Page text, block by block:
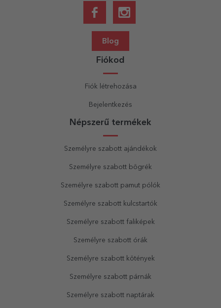
Blog
Fiókod
Fiók létrehozása
Bejelentkezés
Népszerű termékek
Személyre szabott ajándékok
Személyre szabott bögrék
Személyre szabott pamut pólók
Személyre szabott kulcstartók
Személyre szabott faliképek
Személyre szabott órák
Személyre szabott kötények
Személyre szabott párnák
Személyre szabott naptárak